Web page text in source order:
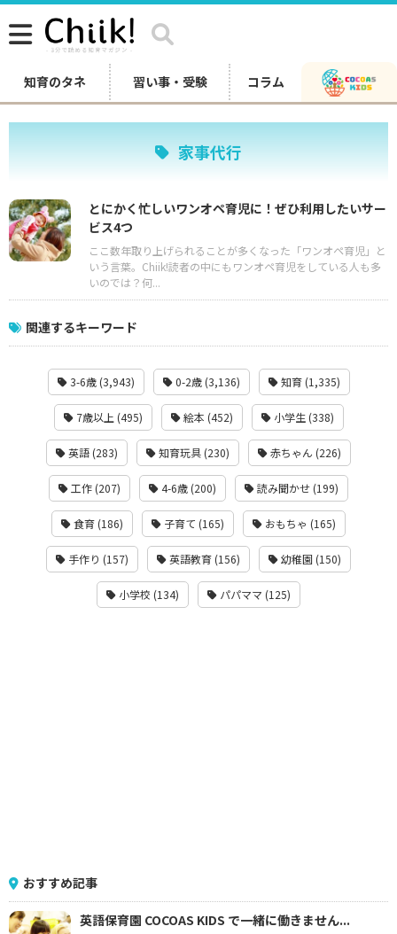
知育のタネ 習い事・受験 コラム
家事代行
とにかく忙しいワンオペ育児に！ぜひ利用したいサー
ビス4つ
ここ数年取り上げられることが多くなった「ワンオペ育児」と
いう言葉。Chiik!読者の中にもワンオペ育児をしている人も多
いのでは？何...
関連するキーワード
3-6歳 (3,943) 0-2歳 (3,136) 知育 (1,335)
7歳以上 (495) 絵本 (452) 小学生 (338)
英語 (283) 知育玩具 (230) 赤ちゃん (226)
工作 (207) 4-6歳 (200) 読み聞かせ (199)
食育 (186) 子育て (165) おもちゃ (165)
手作り (157) 英語教育 (156) 幼稚園 (150)
小学校 (134) パパママ (125)
おすすめ記事
英語保育園 COCOAS KIDS で一緒に働きません...